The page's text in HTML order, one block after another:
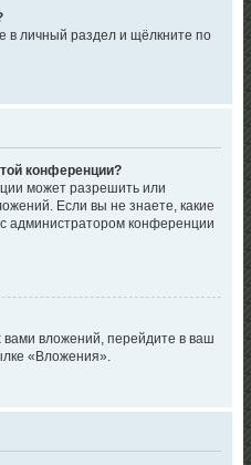
в личный раздел и щёлкните по
конференции?
может разрешить или
Если вы не знаете, какие
администратором конференции
вложений, перейдите в ваш
«Вложения».